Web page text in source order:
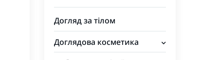
Догляд за тілом
Доглядова косметика